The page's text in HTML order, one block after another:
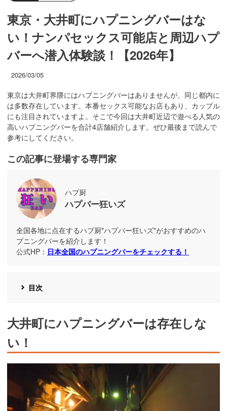
東京・大井町にハプニングバーはな
い！ナンパセックス可能店と周辺ハプ
バーへ潜入体験談！【2026年】
2026/03/05
東京は大井町界隈にはハプニングバーはありませんが、同じ都内に
は多数存在しています。本番セックス可能なお店もあり、カップル
にも注目されていますよ。そこで今回は大井町近辺で遊べる人気の
高いハプニングバーを合計4店舗紹介します。ぜひ最後まで読んで
参考にしてください。
この記事に登場する専門家
ハプ厨
ハプバー狂いズ
全国各地に点在するハプ厨"ハプバー狂いズ"がおすすめのハ
プニングバーを紹介します！
公式HP： 日本全国のハプニングバーをチェックする！
目次
大井町にハプニングバーは存在しな
い！